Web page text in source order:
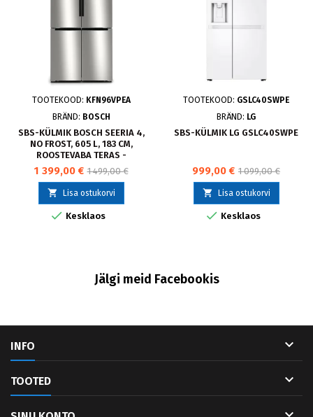
TOOTEKOOD: KFN96VPEA
BRÄND: BOSCH
SBS-KÜLMIK BOSCH SEERIA 4,
NO FROST, 605 L, 183 CM,
ROOSTEVABA TERAS -
KFN96VPEA
1 399,00 € 1 499,00 €
 Lisa ostukorvi
 Kesklaos
TOOTEKOOD: GSLC40SWPE
BRÄND: LG
SBS-KÜLMIK LG GSLC40SWPE
999,00 € 1 099,00 €
 Lisa ostukorvi
 Kesklaos
Jälgi meid Facebookis
INFO 
TOOTED 